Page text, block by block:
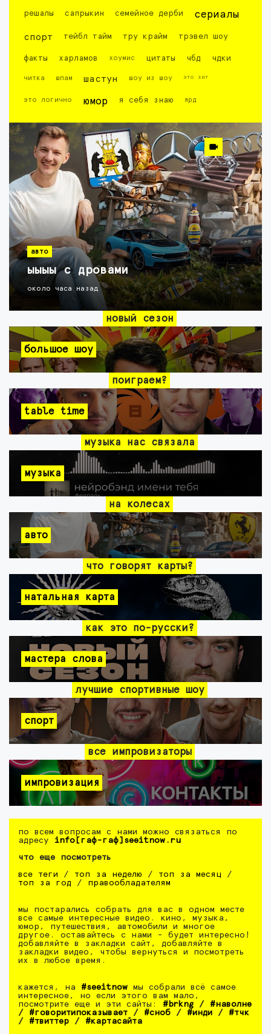
решалы сапрыкин семейное дерби сериалы
спорт тейбл тайм тру крайм трэвел шоу
факты харламов хоумис цитаты чбд чдки
читка шпам шастун шоу из шоу это хит
это логично юмор я себя знаю ярд
авто
ыыыы с дровами
около часа назад
новый сезон
большое шоу
поиграем?
table time
музыка нас связала
музыка
на колесах
авто
что говорят карты?
натальная карта
как это по-русски?
мастера слова
лучшие спортивные шоу
спорт
все импровизаторы
импровизация
по всем вопросам с нами можно связаться по
адресу info[гаф-гаф]seeitnow.ru
что еще посмотреть
все теги / топ за неделю / топ за месяц /
топ за год / правообладателям
мы постарались собрать для вас в одном месте
все самые интересные видео. кино, музыка,
юмор, путешествия, автомобили и многое
другое. оставайтесь с нами - будет интересно!
добавляйте в закладки сайт, добавляйте в
закладки видео, чтобы вернуться и посмотреть
их в любое время.
кажется, на #seeitnow мы собрали всё самое
интересное, но если этого вам мало,
посмотрите еще и эти сайты: #brkng / #наволне
/ #говоритипоказывает / #сноб / #инди / #тчк
/ #твиттер / #картасайта